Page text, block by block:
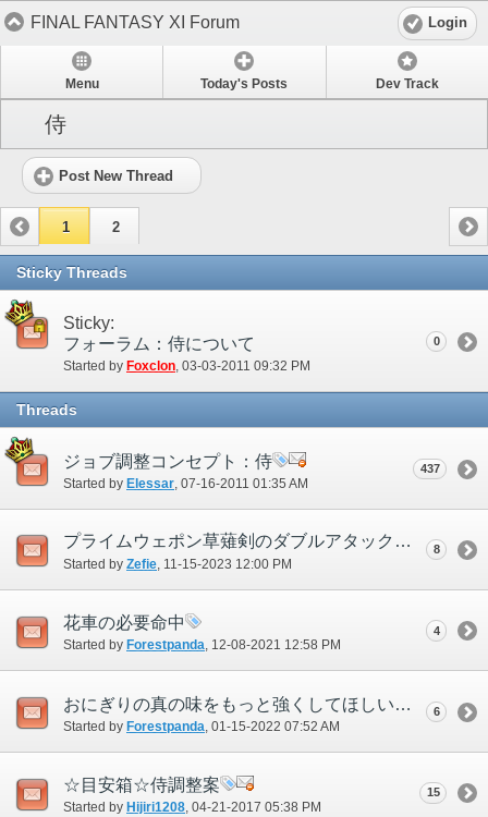
FINAL FANTASY XI Forum Login
Menu Today's Posts Dev Track
侍
Post New Thread
1 2
Sticky Threads
Sticky:
フォーラム：侍について
Started by Foxclon‎, 03-03-2011 09:32 PM
0
Threads
ジョブ調整コンセプト：侍
Started by Elessar ‎, 07-16-2011 01:35 AM
437
プライムウェポン草薙剣のダブルアタックと残心の関係について
Started by Zefie‎, 11-15-2023 12:00 PM
8
花車の必要命中
Started by Forestpanda‎, 12-08-2021 12:58 PM
4
おにぎりの真の味をもっと強くしてほしいのだけど
Started by Forestpanda ‎, 01-15-2022 07:52 AM
6
☆目安箱☆侍調整案
Started by Hijiri1208‎, 04-21-2017 05:38 PM
15